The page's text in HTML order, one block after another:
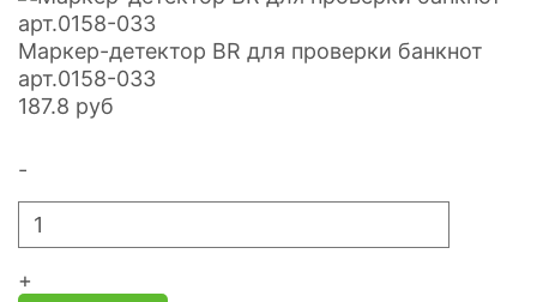
Маркер-детектор BR для проверки банкнот
арт.0158-033
187.8 руб
-
+